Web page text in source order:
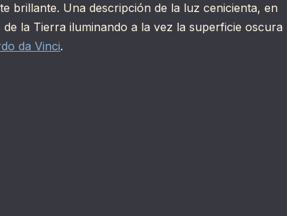
brillante. Una descripción de la luz cenicienta, en
la Tierra iluminando a la vez la superficie oscura
da Vinci.